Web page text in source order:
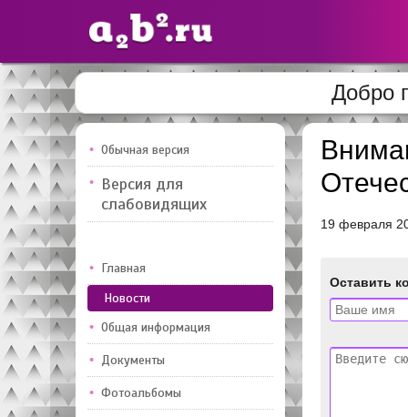
Сайты
педагогов
Добавлено — 10947
Добро
Обычная версия
Версия для
слабовидящих
Главная
Новости
Общая информация
Документы
Фотоальбомы
19 февраля
Оставить